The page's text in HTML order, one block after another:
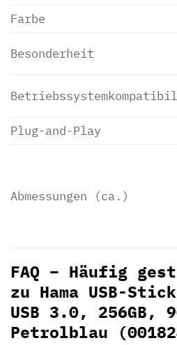
Farbe
Besonderheit
Plug-and-Play
Abmessungen (ca.)
FAQ – Häufig
zu Hama USB-
USB 3.0, 256GB,
Petrolblau